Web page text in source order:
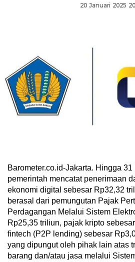
20 Januari 2025
Barometer.co.id-Jakarta. Hingga
pemerintah mencatat penerimaan
ekonomi digital sebesar Rp32,32
berasal dari pemungutan Pajak
Perdagangan Melalui Sistem
Rp25,35 triliun, pajak kripto
fintech (P2P lending) sebesar
yang dipungut oleh pihak lain atas
barang dan/atau jasa melalui